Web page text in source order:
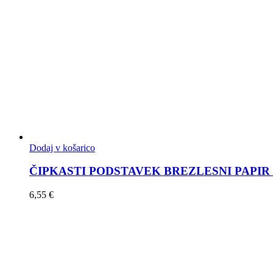
Dodaj v košarico
ČIPKASTI PODSTAVEK BREZLESNI PAPIR
6,55 €